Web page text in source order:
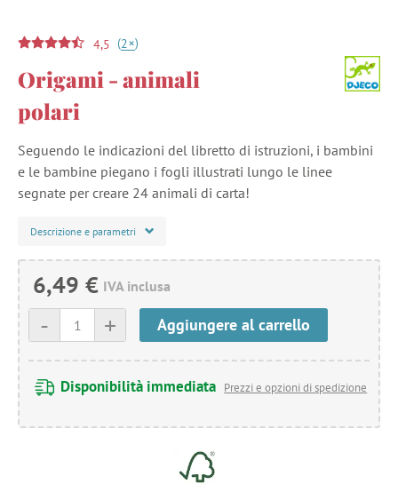
4,5 (2+)
Origami - animali
polari
Seguendo le indicazioni del libretto di istruzioni, i bambini
e le bambine piegano i fogli illustrati lungo le linee
segnate per creare 24 animali di carta!
Descrizione e parametri
6,49 € IVA inclusa
+
- Aggiungere al carrello
Disponibilità immediata Prezzi e opzioni di spedizione